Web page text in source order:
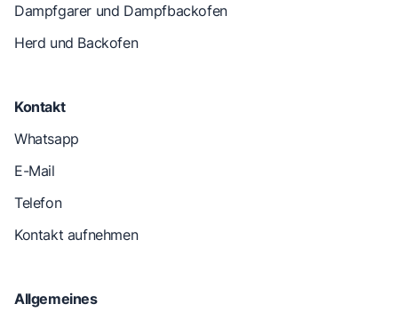
Dampfgarer und Dampfbackofen
Herd und Backofen
Kontakt
Whatsapp
E-Mail
Telefon
Kontakt aufnehmen
Allgemeines